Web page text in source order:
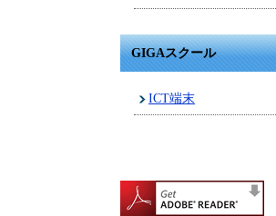
GIGAスクール
ICT端末